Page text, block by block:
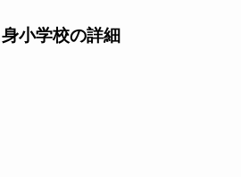
小学校の詳細